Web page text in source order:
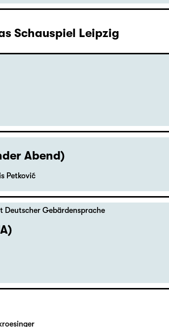
Schauspiel Leipzig
Abend)
Petković
Deutscher Gebärdensprache